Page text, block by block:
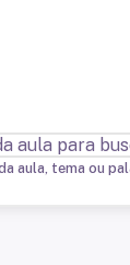
aula, tema ou